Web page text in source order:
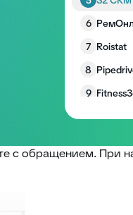
6
7 Roistat
8
9
с обращением. При